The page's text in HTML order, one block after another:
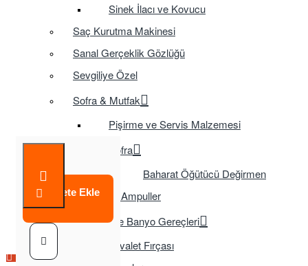
Sinek İlacı ve Kovucu
Saç Kurutma Makinesi
Sanal Gerçeklik Gözlüğü
Sevgiliye Özel
Sofra & Mutfak
Pişirme ve Servis Malzemesi
Sofra
Baharat Öğütücü Değirmen
Tasarruflu Ampuller
Temizlik ve Banyo Gereçleri
Tuvalet Fırçası
Sepete Ekle
Çok Satılan Ürün
Çok Satılan Ürün
Çok Satılan Ürün
Çok Satılan Ürün